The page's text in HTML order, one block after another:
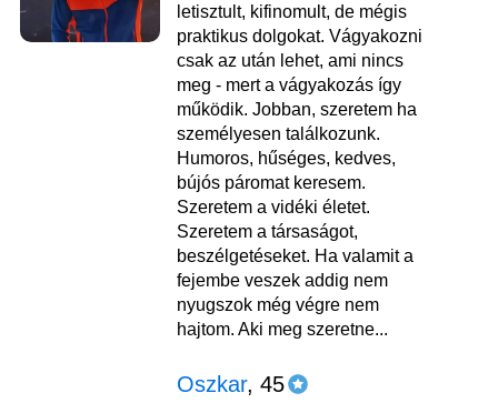
letisztult, kifinomult, de mégis
praktikus dolgokat. Vágyakozni
csak az után lehet, ami nincs
meg - mert a vágyakozás így
működik. Jobban, szeretem ha
személyesen találkozunk.
Humoros, hűséges, kedves,
bújós páromat keresem.
Szeretem a vidéki életet.
Szeretem a társaságot,
beszélgetéseket. Ha valamit a
fejembe veszek addig nem
nyugszok még végre nem
hajtom. Aki meg szeretne...
Oszkar, 45